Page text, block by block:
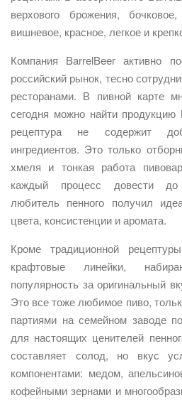
верхового брожения,
вишневое, красное, легкое и
Компания BarrelBeer активно
российский рынок, тесно
ресторанами. В пивной карте
сегодня можно найти продукцию
рецептура не содержит
ингредиентов. Это только
хмеля и тонкая работа
каждый процесс довести до
любитель пенного получил
цвета, консистенции и аромата.
Кроме традиционной
крафтовые линейки,
популярность за оригинальный
Это все тоже любимое пиво,
партиями на семейном заводе
для настоящих ценителей
составляет солод, но вкус
компонентами: медом,
кофейными зернами и